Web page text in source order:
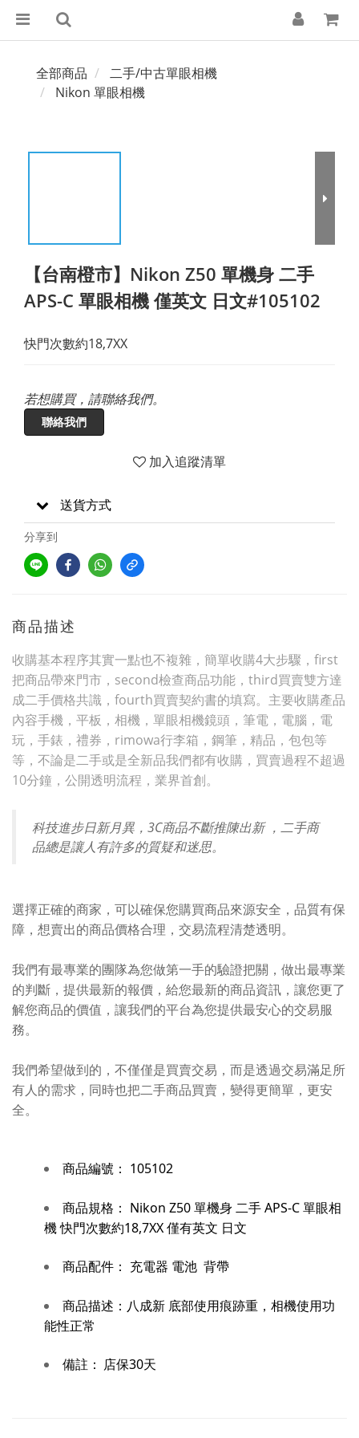
全部商品
二手/中古單眼相機
Nikon 單眼相機
【台南橙市】Nikon Z50 單機身 二手
APS-C 單眼相機 僅英文 日文#105102
快門次數約18,7XX
若想購買，請聯絡我們。
聯絡我們
加入追蹤清單
送貨方式
分享到
商品描述
收購基本程序其實一點也不複雜，簡單收購4大步驟，first
把商品帶來門市，second檢查商品功能，third買賣雙方達
成二手價格共識，fourth買賣契約書的填寫。主要收購產品
內容手機，平板，相機，單眼相機鏡頭，筆電，電腦，電
玩，手錶，禮券，rimowa行李箱，鋼筆，精品，包包等
等，不論是二手或是全新品我們都有收購，買賣過程不超過
10分鐘，公開透明流程，業界首創。
科技進步日新月異，3C商品不斷推陳出新 ，二手商
品總是讓人有許多的質疑和迷思。
選擇正確的商家，可以確保您購買商品來源安全，品質有保
障，想賣出的商品價格合理，交易流程清楚透明。
我們有最專業的團隊為您做第一手的驗證把關，做出最專業
的判斷，提供最新的報價，給您最新的商品資訊，讓您更了
解您商品的價值，讓我們的平台為您提供最安心的交易服
務。
我們希望做到的，不僅僅是買賣交易，而是透過交易滿足所
有人的需求，同時也把二手商品買賣，變得更簡單，更安
全。
商品編號： 105102
商品規格：
Nikon Z50 單機身 二手 APS-C 單眼相
機 快門次數約18,7XX 僅有英文 日文
商品配件： 充電器 電池 背帶
商品描述： 八成新 底部使用痕跡重，相機使用功
能性正常
備註： 店保30天